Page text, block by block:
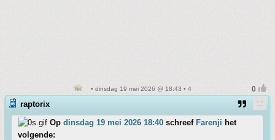
• dinsdag 19 mei 2026 @ 18:43 • 4
raptorix
Op dinsdag 19 mei 2026 18:40 schreef Farenji het
volgende: